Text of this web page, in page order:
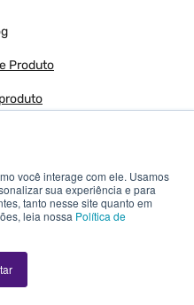
você interage com ele. Usamos
sua experiência e para
tanto nesse site quanto em
leia nossa Política de
Produto
de Produto
LATAM 2024